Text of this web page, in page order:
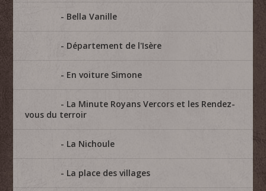
Bella Vanille
Département de l'Isère
En voiture Simone
La Minute Royans Vercors et les Rendez-
vous du terroir
La Nichoule
La place des villages